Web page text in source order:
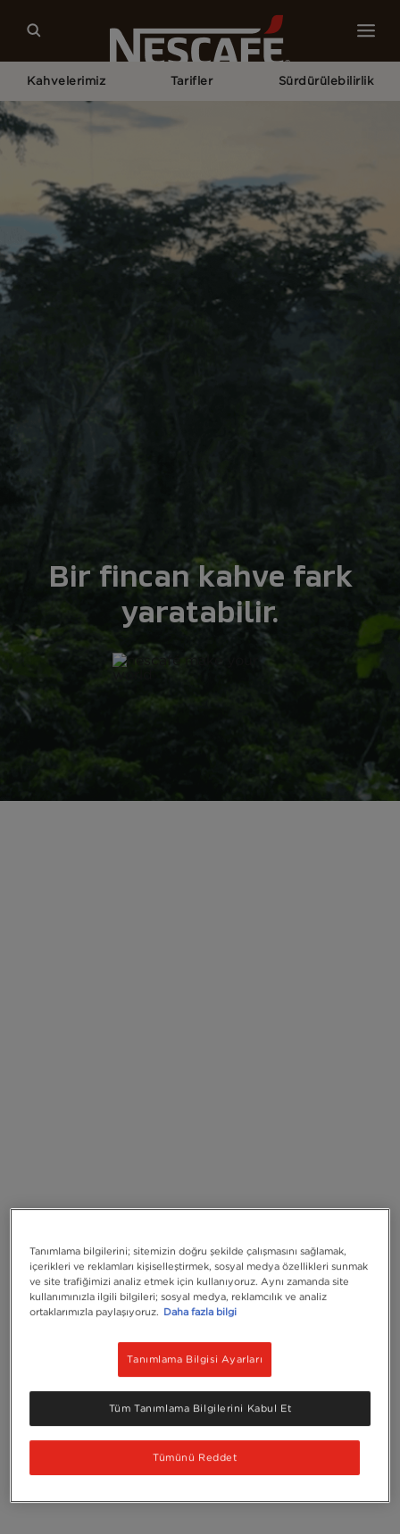
Kahvelerimiz Tarifler Sürdürülebilirlik
Sürdürülebilirlik
Bir fincan kahve fark
yaratabilir.
yer almaktadır
Daha fazlasını keşfedin
Tanımlama bilgilerini; sitemizin doğru şekilde çalışmasını sağlamak,
içerikleri ve reklamları kişiselleştirmek, sosyal medya özellikleri sunmak
ve site trafiğimizi analiz etmek için kullanıyoruz. Aynı zamanda site
kullanımınızla ilgili bilgileri; sosyal medya, reklamcılık ve analiz
ortaklarımızla paylaşıyoruz.
Daha fazla bilgi
Tanımlama Bilgisi Ayarları
Tümünü Reddet
Tüm Tanımlama Bilgilerini Kabul Et